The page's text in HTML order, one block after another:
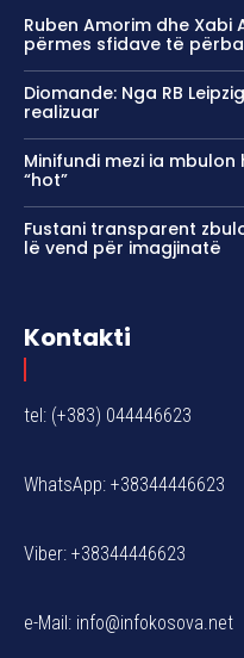
Ruben Amorim dhe Xabi
përmes sfidave të
Diomande: Nga RB
realizuar
Minifundi mezi ia
“hot”
Fustani transparent
lë vend për imagjinatë
Kontakti
tel: (+383) 044446623
WhatsApp: +38344446623
Viber: +38344446623
e-Mail: info@infokosova.net